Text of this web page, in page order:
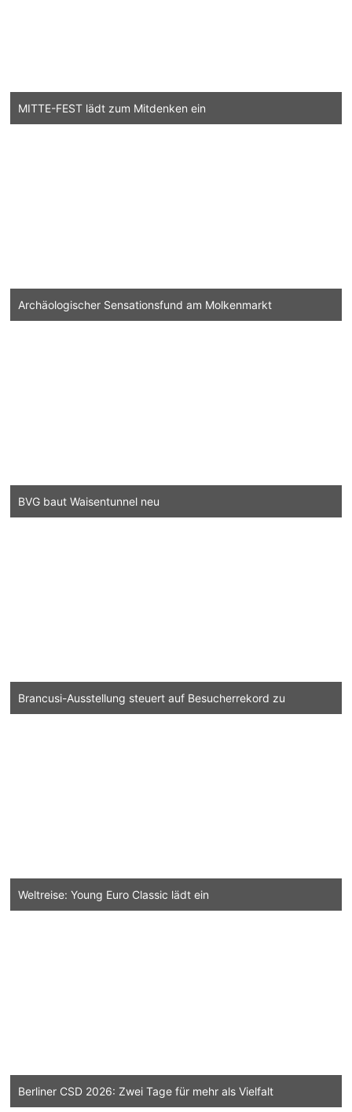
MITTE-FEST lädt zum Mitdenken ein
Archäologischer Sensationsfund am Molkenmarkt
BVG baut Waisentunnel neu
Brancusi-Ausstellung steuert auf Besucherrekord zu
Weltreise: Young Euro Classic lädt ein
Berliner CSD 2026: Zwei Tage für mehr als Vielfalt